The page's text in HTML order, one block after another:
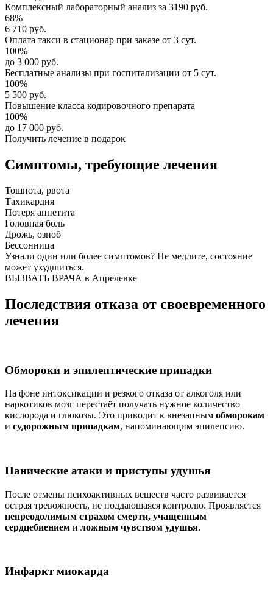
Комплексный лабораторный анализ за 3190 руб.
68%
6 710 руб.
Оплата такси в стационар при заказе от 3 сут.
100%
до 3 000 руб.
Бесплатные анализы при госпитализации от 5 сут.
100%
5 500 руб.
Повышение класса кодировочного препарата
100%
до 17 000 руб.
Получить лечение в подарок
Симптомы, требующие лечения
Тошнота, рвота
Тахикардия
Потеря аппетита
Головная боль
Дрожь, озноб
Бессонница
Узнали один или более симптомов? Не медлите, состояние
может ухудшиться.
ВЫЗВАТЬ ВРАЧА в Апрелевке
Последствия отказа от своевременного
лечения
Обмороки и эпилептические припадки
На фоне интоксикации и резкого отказа от алкоголя или
наркотиков мозг перестаёт получать нужное количество
кислорода и глюкозы. Это приводит к внезапным обморокам
и судорожным припадкам, напоминающим эпилепсию.
Панические атаки и приступы удушья
После отмены психоактивных веществ часто развивается
острая тревожность, не поддающаяся контролю. Проявляется
непреодолимым страхом смерти, учащенным
сердцебиением и ложным чувством удушья.
Инфаркт миокарда